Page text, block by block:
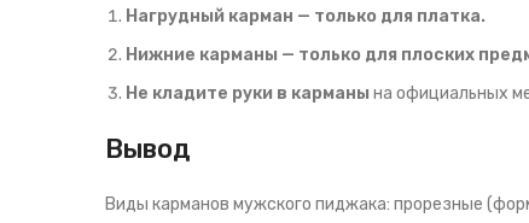
Нагрудный карман — только для платка.
Нижние карманы — только для плоских
Не кладите руки в карманы на официальных
Вывод
Виды карманов мужского пиджака: прорезные